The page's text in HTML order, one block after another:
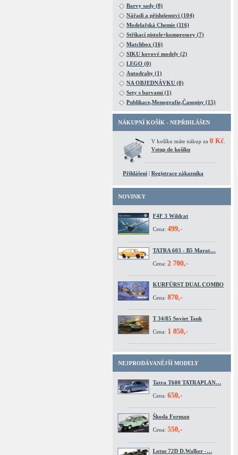
Barvy sady (8)
Nářadí a příslušenství (104)
Modelařská Chemie (116)
Stříkací pistole+kompresory (7)
Matchbox (16)
SIKU kovové modely (2)
LEGO (0)
Autodrahy (1)
NA OBJEDNÁVKU (0)
Sety s barvami (1)
Publikace,Monografie,Časopisy (15)
NÁKUPNÍ KOŠÍK - NEPŘIHLÁŠEN
V košíku máte nákup za 0 Kč
Vstup do košíku
Přihlášení | Registrace zákazníka
NOVINKY
F4F 3 Wildcat
Cena: 499,-
TATRA 603 - B5 Marat…
Cena: 2 700,-
KURFÜRST DUAL COMBO
Cena: 870,-
T 34/85 Soviet Tank
Cena: 1 850,-
NEJPRODÁVANĚJŠÍ MODELY
Tatra T600 TATRAPLAN…
Cena: 650,-
Škoda Forman
Cena: 550,-
Lotus 72D D.Walker -…